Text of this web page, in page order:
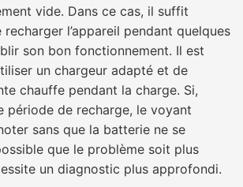
vide. Dans ce cas, il suffit
l’appareil pendant quelques
son bon fonctionnement. Il est
un chargeur adapté et de
chauffe pendant la charge. Si,
période de recharge, le voyant
sans que la batterie ne se
que le problème soit plus
un diagnostic plus approfondi.